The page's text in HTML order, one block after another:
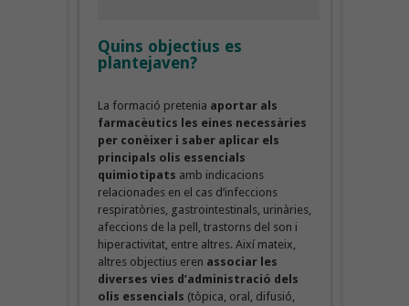
Quins objectius es
plantejaven?
La formació pretenia aportar als
farmacèutics les eines necessàries
per conèixer i saber aplicar els
principals olis essencials
quimiotipats amb indicacions
relacionades en el cas d’infeccions
respiratòries, gastrointestinals, urinàries,
afeccions de la pell, trastorns del son i
hiperactivitat, entre altres. Així mateix,
altres objectius eren associar les
diverses vies d’administració dels
olis essencials (tòpica, oral, difusió,